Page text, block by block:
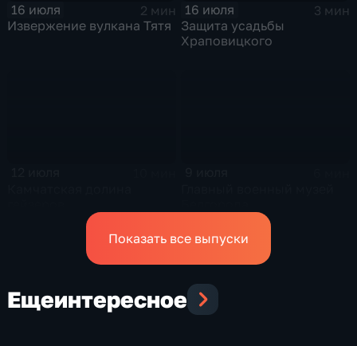
16 июля
2 мин
Извержение вулкана Тятя
16 июля
3 мин
Защита усадьбы
Храповицкого
Показать все выпуски
Ещеинтересное